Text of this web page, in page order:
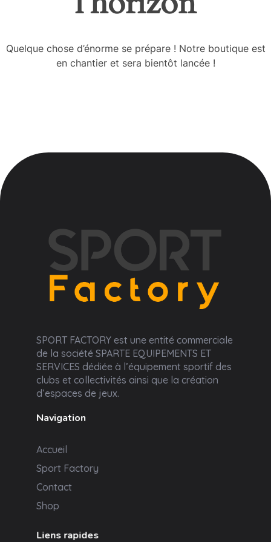
Quelque chose d’énorme se prépare ! Notre boutique est
en chantier et sera bientôt lancée !
SPORT FACTORY est une entité commerciale
de la société SPARTE EQUIPEMENTS ET
SERVICES dédiée à l’équipement sportif des
clubs et collectivités ainsi que la création
d’espaces de jeux.
Navigation
Accueil
Sport Factory
Contact
Shop
Liens rapides